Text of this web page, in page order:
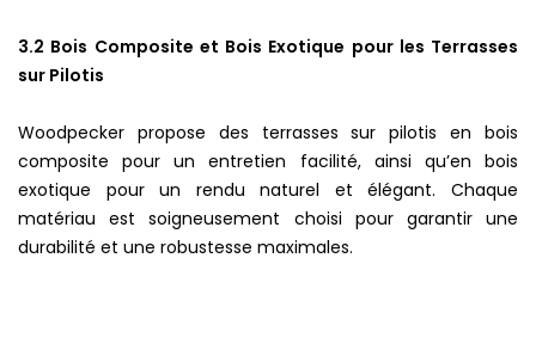
3.2 Bois Composite et Bois Exotique pour les Terrasses
sur Pilotis
Woodpecker propose des terrasses sur pilotis en bois
composite pour un entretien facilité, ainsi qu’en bois
exotique pour un rendu naturel et élégant. Chaque
matériau est soigneusement choisi pour garantir une
durabilité et une robustesse maximales.